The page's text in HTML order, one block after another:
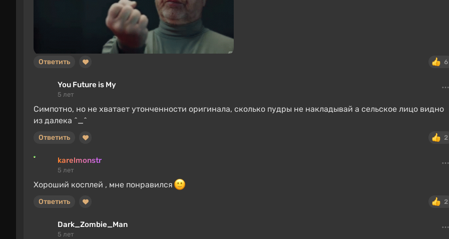
6
Ответить
You Future is My
5 лет
Симпотно, но не хватает утонченности оригинала, сколько пудры не накладывай а сельское лицо видно
из далека ^_^
2
Ответить
karelmonstr
5 лет
Хороший косплей , мне понравился
2
Ответить
Dark_Zombie_Man
5 лет